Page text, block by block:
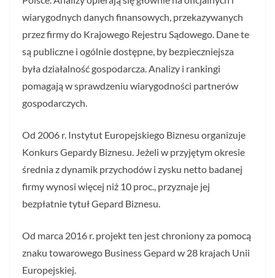
wiarygodnych danych finansowych, przekazywanych
przez firmy do Krajowego Rejestru Sądowego. Dane te
są publiczne i ogólnie dostępne, by bezpieczniejsza
była działalność gospodarcza. Analizy i rankingi
pomagają w sprawdzeniu wiarygodności partnerów
gospodarczych.
Od 2006 r. Instytut Europejskiego Biznesu organizuje
Konkurs Gepardy Biznesu. Jeżeli w przyjętym okresie
średnia z dynamik przychodów i zysku netto badanej
firmy wynosi więcej niż 10 proc., przyznaje jej
bezpłatnie tytuł Gepard Biznesu.
Od marca 2016 r. projekt ten jest chroniony za pomocą
znaku towarowego Business Gepard w 28 krajach Unii
Europejskiej.